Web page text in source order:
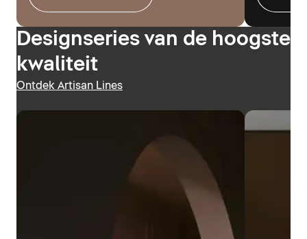
Designseries van de hoogste
kwaliteit
Ontdek Artisan Lines